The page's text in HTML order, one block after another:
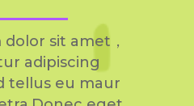
sit amet，
adipiscing
tellus eu maur